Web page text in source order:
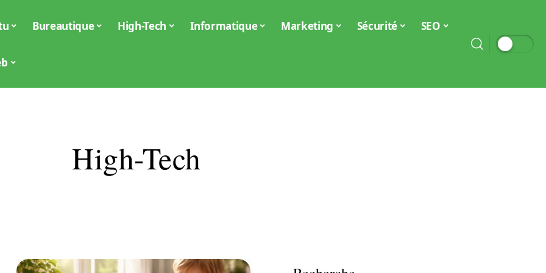
Bureautique High-Tech Informatique Marketing Sécurité SEO
High-Tech